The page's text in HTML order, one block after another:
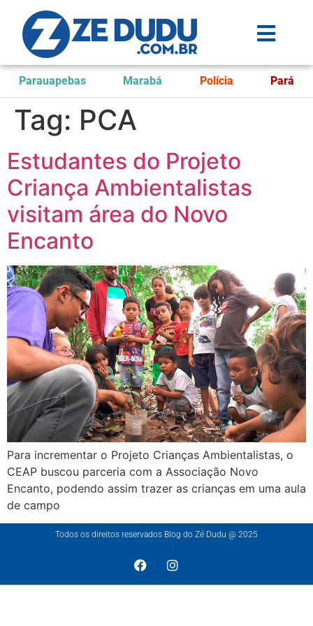
Parauapebas Marabá Polícia Pará
Tag: PCA
Estudantes do Projeto
Criança Ambientalistas
visitam área do Novo
Encanto
Para incrementar o Projeto Crianças Ambientalistas, o
CEAP buscou parceria com a Associação Novo
Encanto, podendo assim trazer as crianças em uma aula
de campo
Todos os direitos reservados Blog do Zé Dudu @ 2025